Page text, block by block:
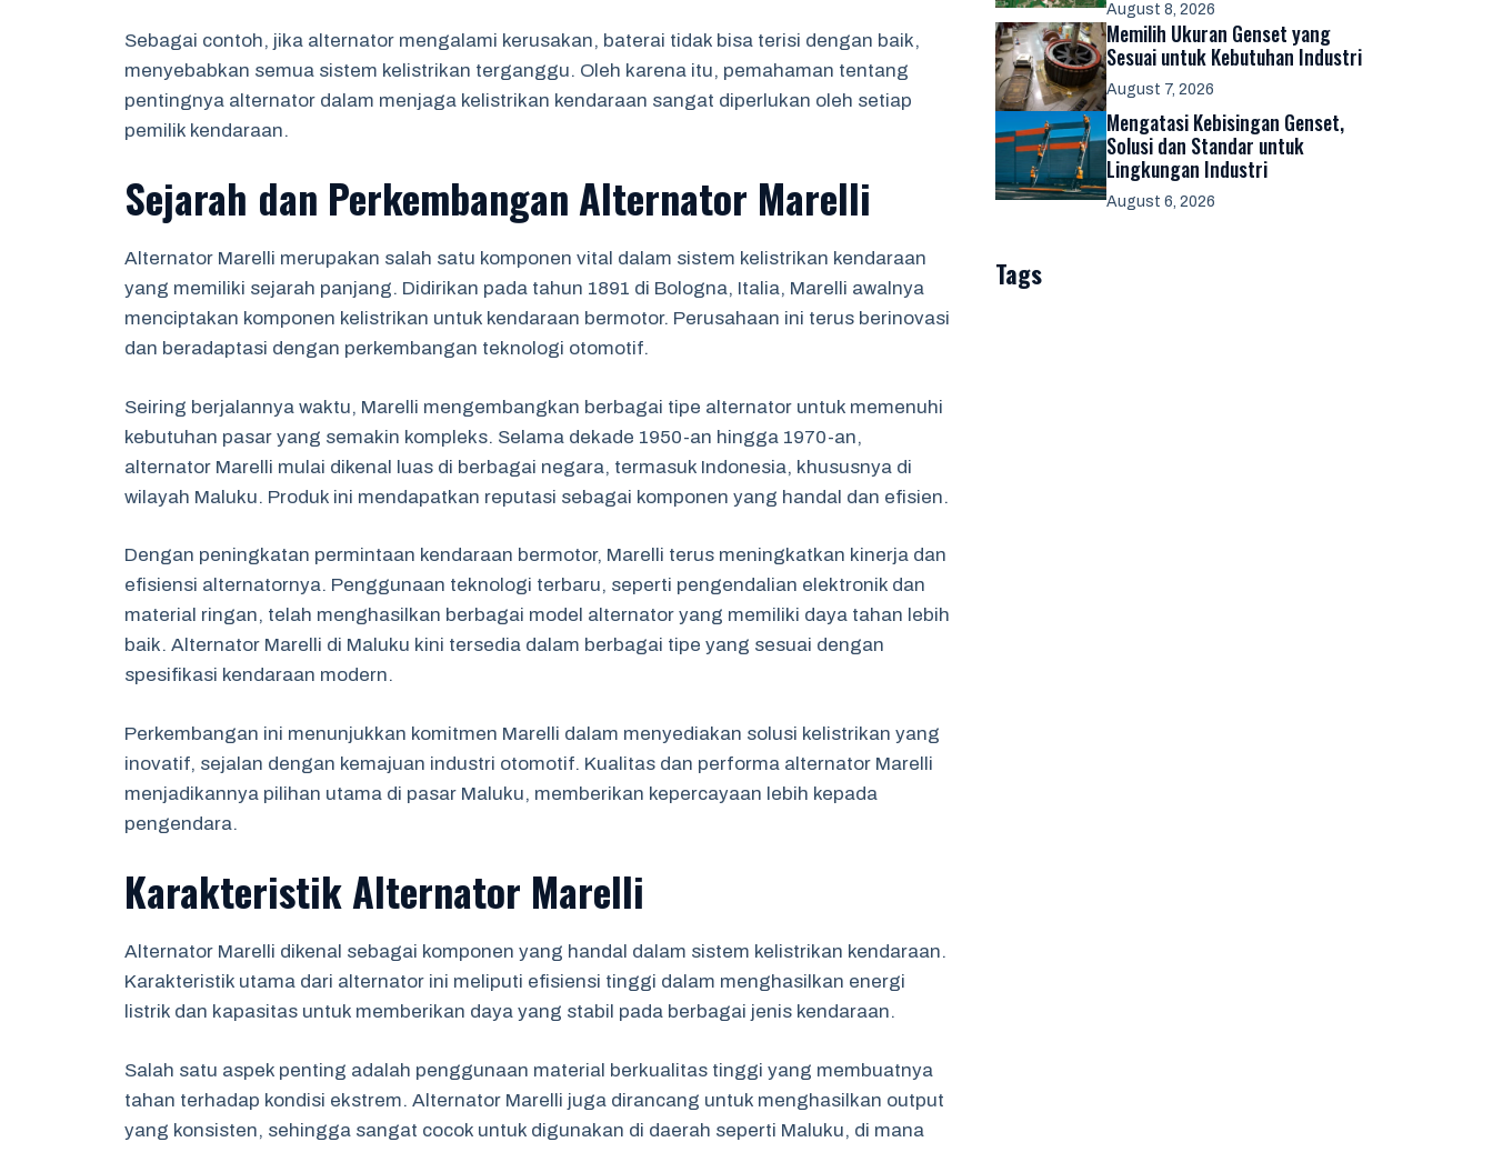
Sebagai contoh, jika alternator mengalami kerusakan, baterai tidak bisa terisi dengan baik,
menyebabkan semua sistem kelistrikan terganggu. Oleh karena itu, pemahaman tentang
pentingnya alternator dalam menjaga kelistrikan kendaraan sangat diperlukan oleh setiap
pemilik kendaraan.
Sejarah dan Perkembangan Alternator Marelli
Alternator Marelli merupakan salah satu komponen vital dalam sistem kelistrikan kendaraan
yang memiliki sejarah panjang. Didirikan pada tahun 1891 di Bologna, Italia, Marelli awalnya
menciptakan komponen kelistrikan untuk kendaraan bermotor. Perusahaan ini terus berinovasi
dan beradaptasi dengan perkembangan teknologi otomotif.
Seiring berjalannya waktu, Marelli mengembangkan berbagai tipe alternator untuk memenuhi
kebutuhan pasar yang semakin kompleks. Selama dekade 1950-an hingga 1970-an,
alternator Marelli mulai dikenal luas di berbagai negara, termasuk Indonesia, khususnya di
wilayah Maluku. Produk ini mendapatkan reputasi sebagai komponen yang handal dan efisien.
Dengan peningkatan permintaan kendaraan bermotor, Marelli terus meningkatkan kinerja dan
efisiensi alternatornya. Penggunaan teknologi terbaru, seperti pengendalian elektronik dan
material ringan, telah menghasilkan berbagai model alternator yang memiliki daya tahan lebih
baik. Alternator Marelli di Maluku kini tersedia dalam berbagai tipe yang sesuai dengan
spesifikasi kendaraan modern.
Perkembangan ini menunjukkan komitmen Marelli dalam menyediakan solusi kelistrikan yang
inovatif, sejalan dengan kemajuan industri otomotif. Kualitas dan performa alternator Marelli
menjadikannya pilihan utama di pasar Maluku, memberikan kepercayaan lebih kepada
pengendara.
Karakteristik Alternator Marelli
Alternator Marelli dikenal sebagai komponen yang handal dalam sistem kelistrikan kendaraan.
Karakteristik utama dari alternator ini meliputi efisiensi tinggi dalam menghasilkan energi
listrik dan kapasitas untuk memberikan daya yang stabil pada berbagai jenis kendaraan.
Salah satu aspek penting adalah penggunaan material berkualitas tinggi yang membuatnya
tahan terhadap kondisi ekstrem. Alternator Marelli juga dirancang untuk menghasilkan output
yang konsisten, sehingga sangat cocok untuk digunakan di daerah seperti Maluku, di mana
August 8, 2026
Memilih Ukuran Genset yang
Sesuai untuk Kebutuhan Industri
August 7, 2026
Mengatasi Kebisingan Genset,
Solusi dan Standar untuk
Lingkungan Industri
August 6, 2026
Tags